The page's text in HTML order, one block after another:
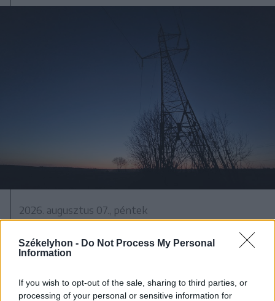
Székelyhon - Do Not Process My Personal
Information
If you wish to opt-out of the sale, sharing to third parties, or
processing of your personal or sensitive information for
2026. augusztus 07., péntek
Ha a helyzet indokolja, biztonsági
intézkedéseket lehet elrendelni az
hálózatban